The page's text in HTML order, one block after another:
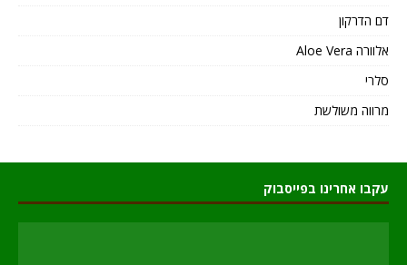
דם הדרקון
אלוורה Aloe Vera
סלרי
מרווה משולשת
עקבו אחרינו בפייסבוק